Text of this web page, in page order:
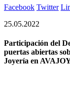
Facebook Twitter
25.05.2022
Participación del
puertas abiertas
Joyería en